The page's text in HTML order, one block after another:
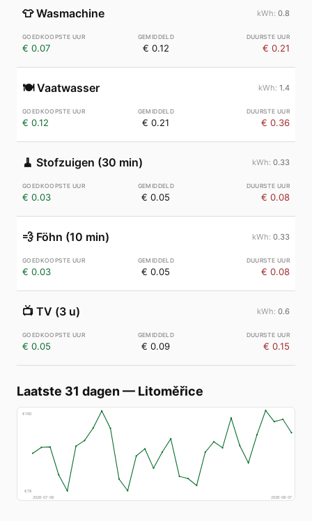
👕 Wasmachine 0.8
€ 0.07 € 0.12 € 0.21
🍽️ Vaatwasser 1.4
€ 0.12 € 0.21 € 0.36
🧹 Stofzuigen (30 min) 0.33
€ 0.03 € 0.05 € 0.08
💨 Föhn (10 min) 0.33
€ 0.03 € 0.05 € 0.08
📺 TV (3 u) 0.6
€ 0.05 € 0.09 € 0.15
Laatste 31 dagen — Litoměřice
€160
€78
2026-07-08
2026-08-07